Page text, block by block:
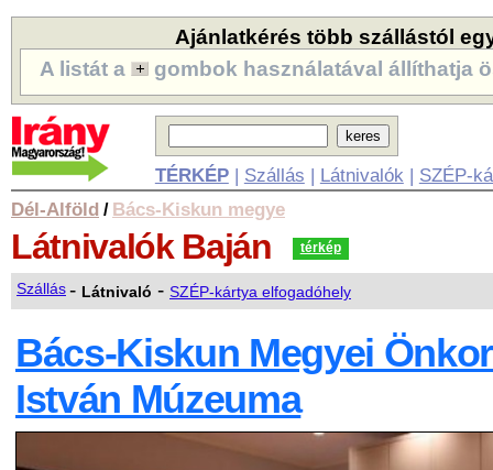
Ajánlatkérés több szállástól
A listát a
gombok használatával állíthatja
TÉRKÉP| Szállás | Látnivalók | SZÉP-
Dél-Alföld / Bács-Kiskun megye
Látnivalók Baján térkép
Szállás- Látnivaló - SZÉP-kártya elfogadóhely
Bács-Kiskun Megyei
István Múzeuma